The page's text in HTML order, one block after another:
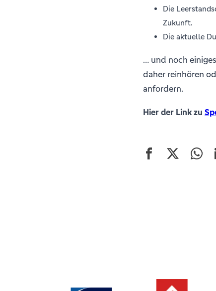
Die
Zukunft.
Die aktuelle
… und noch
daher reinhören
anfordern.
Hier der Link zu